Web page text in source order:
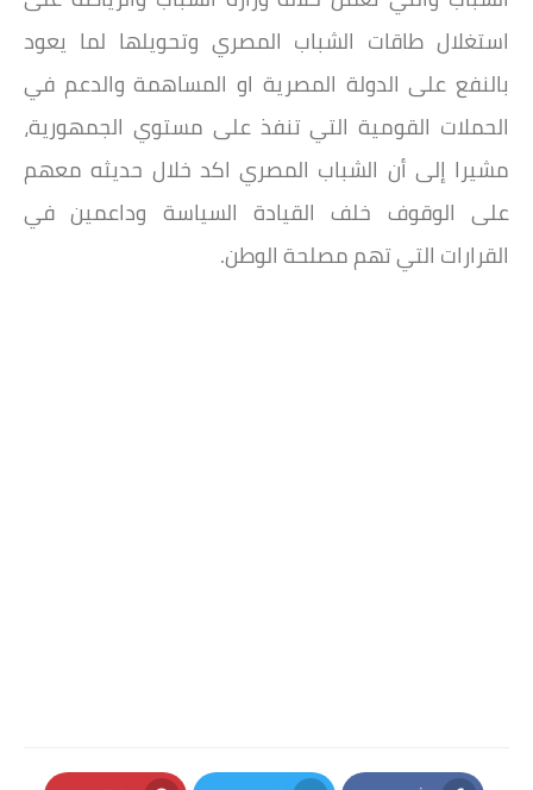
استغلال طاقات الشباب المصري وتحويلها لما يعود
بالنفع على الدولة المصرية او المساهمة والدعم في
الحملات القومية التي تنفذ على مستوي الجمهورية،
مشيرا إلى أن الشباب المصري اكد خلال حديثه معهم
على الوقوف خلف القيادة السياسة وداعمين في
القرارات التي تهم مصلحة الوطن.